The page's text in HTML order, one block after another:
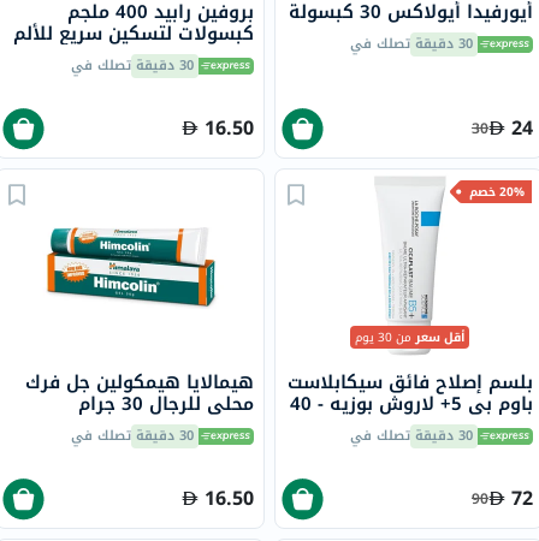
أيورفيدا أيولاكس 30 كبسولة
30 دقيقة تصلك في
24
30
بروفين رابيد 400 ملجم
كبسولات لتسكين سريع للألم
حزمة من 20
30 دقيقة تصلك في
16.50
20% خصم
أقل سعرمن 30 يوم
بلسم إصلاح فائق سيكابلاست
باوم بي 5+ لاروش بوزيه - 40
مل 30 دقيقة تصلك في
72
90
هيمالايا هيمكولين جل فرك
محلي للرجال 30 جرام
30 دقيقة تصلك في
16.50